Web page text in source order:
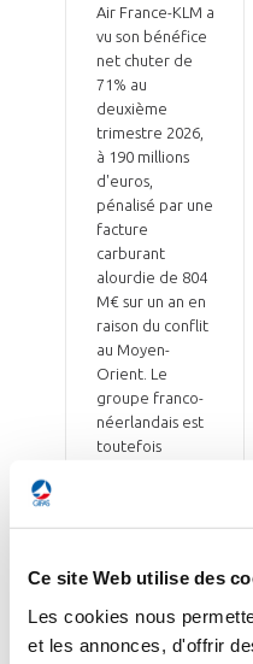
Ce site Web utilise des
Les cookies nous
et les annonces, d'offrir
Air France-KLM a
vu son bénéfice
net chuter de
71% au
deuxième
trimestre 2026,
à 190 millions
d'euros,
pénalisé par une
facture
carburant
alourdie de 804
M€ sur un an en
raison du conflit
au Moyen-
Orient. Le
groupe franco-
néerlandais est
toutefois
8,7 % de ses
recettes
unitaires, portée